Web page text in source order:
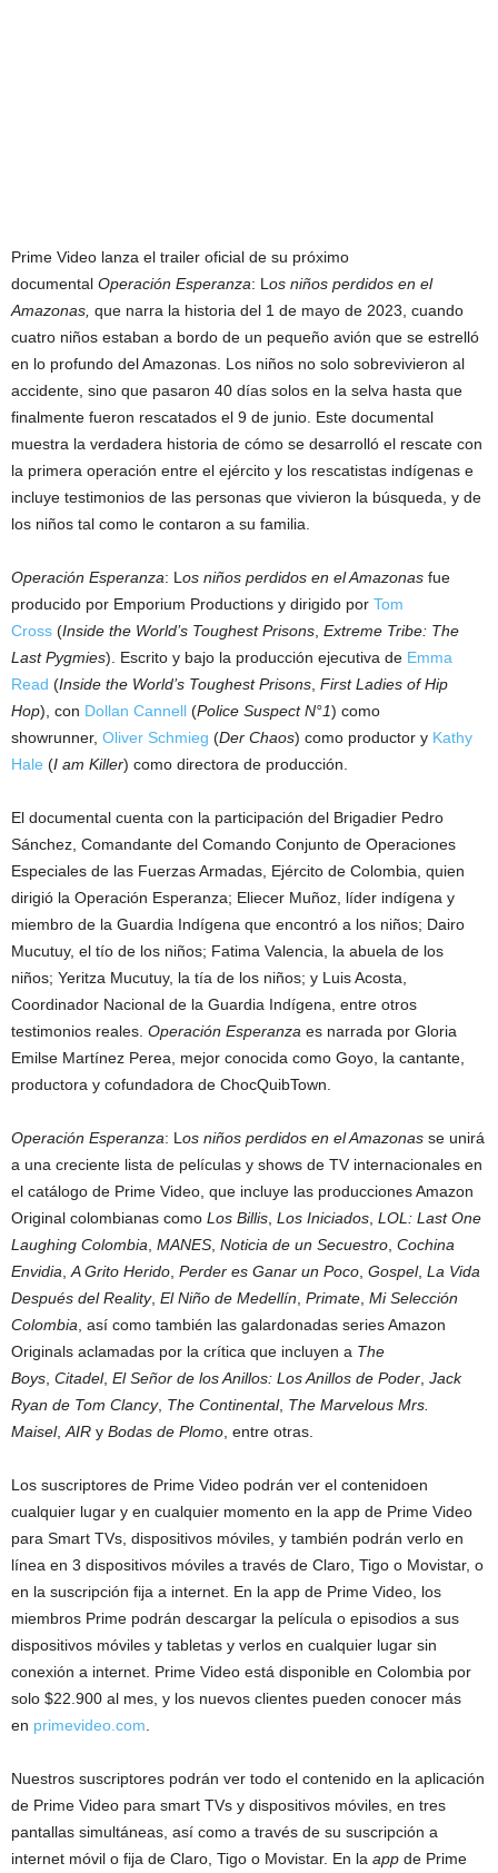
Prime Video lanza el trailer oficial de su próximo
documental Operación Esperanza: L os niños perdidos en el
Amazonas, que narra la historia del 1 de mayo de 2023, cuando
cuatro niños estaban a bordo de un pequeño avión que se estrelló
en lo profundo del Amazonas. Los niños no solo sobrevivieron al
accidente, sino que pasaron 40 días solos en la selva hasta que
finalmente fueron rescatados el 9 de junio. Este documental
muestra la verdadera historia de cómo se desarrolló el rescate con
la primera operación entre el ejército y los rescatistas indígenas e
incluye testimonios de las personas que vivieron la búsqueda, y de
los niños tal como le contaron a su familia.
Operación Esperanza: L os niños perdidos en el Amazonas fue
producido por Emporium Productions y dirigido por Tom
Cross (Inside the World’s Toughest Prisons Extreme Tribe: The
Last Pygmies). Escrito y bajo la producción ejecutiva de Emma
Read (Inside the World’s Toughest Prisons First Ladies of Hip
Hop), con Dollan Cannell (Police Suspect N°1) como
showrunner, Oliver Schmieg (Der Chaos) como productor y Kathy
Hale (I am Killer) como directora de producción.
El documental cuenta con la participación del Brigadier Pedro
Sánchez, Comandante del Comando Conjunto de Operaciones
Especiales de las Fuerzas Armadas, Ejército de Colombia, quien
dirigió la Operación Esperanza; Eliecer Muñoz, líder indígena y
miembro de la Guardia Indígena que encontró a los niños; Dairo
Mucutuy, el tío de los niños; Fatima Valencia, la abuela de los
niños; Yeritza Mucutuy, la tía de los niños; y Luis Acosta,
Coordinador Nacional de la Guardia Indígena, entre otros
testimonios reales. Operación Esperanza es narrada por Gloria
Emilse Martínez Perea, mejor conocida como Goyo, la cantante,
productora y cofundadora de ChocQuibTown.
Operación Esperanza: L os niños perdidos en el Amazonas se unirá
a una creciente lista de películas y shows de TV internacionales en
el catálogo de Prime Video, que incluye las producciones Amazon
Original colombianas como Los Billis Los Iniciados LOL: Last One
Laughing Colombia MANES Noticia de un Secuestro Cochina
Envidia A Grito Herido Perder es Ganar un Poco Gospel, La Vida
Después del Reality, El Niño de Medellín Primate Mi Selección
Colombia , así como también las galardonadas series Amazon
Originals aclamadas por la crítica que incluyen a The
Boys Citadel, El Señor de los Anillos: Los Anillos de Poder Jack
Ryan de Tom Clancy, The Continental, The Marvelous Mrs.
Maisel, AIR y Bodas de Plomo , entre otras.
Los suscriptores de Prime Video podrán ver el contenidoen
cualquier lugar y en cualquier momento en la app de Prime Video
para Smart TVs, dispositivos móviles, y también podrán verlo en
línea en 3 dispositivos móviles a través de Claro, Tigo o Movistar, o
en la suscripción fija a internet. En la app de Prime Video, los
miembros Prime podrán descargar la película o episodios a sus
dispositivos móviles y tabletas y verlos en cualquier lugar sin
conexión a internet. Prime Video está disponible en Colombia por
solo $22.900 al mes, y los nuevos clientes pueden conocer más
en primevideo.com
Nuestros suscriptores podrán ver todo el contenido en la aplicación
de Prime Video para smart TVs y dispositivos móviles, en tres
pantallas simultáneas, así como a través de su suscripción a
internet móvil o fija de Claro, Tigo o Movistar. En la app de Prime